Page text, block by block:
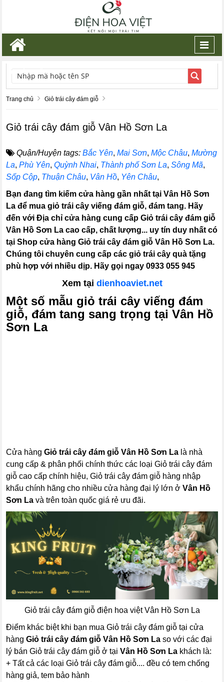
TÌM KIẾM
Trang chủ Giỏ trái cây đám giỗ
Giỏ trái cây đám giỗ Vân Hồ Sơn La
Quận/Huyện tags: Bắc Yên,Mai Sơn,Mộc Châu,Mường
La,Phù Yên,Quỳnh Nhai, Thành phố Sơn La,Sông Mã,
Sốp Cộp, Thuận Châu, Vân Hồ, Yên Châu,
Bạn đang tìm kiếm cửa hàng gần nhất tại Vân Hồ Sơn
La để mua giỏ trái cây viếng đám giỗ, đám tang. Hãy
đến với Địa chỉ cửa hàng cung cấp Giỏ trái cây đám giỗ
Vân Hồ Sơn La cao cấp, chất lượng... uy tín duy nhất có
tại Shop cửa hàng Giỏ trái cây đám giỗ Vân Hồ Sơn La.
Chúng tôi chuyên cung cấp các giỏ trái cây quà tặng
phù hợp với nhiều dịp. Hãy gọi ngay 0933 055 945
Xem tại dienhoaviet.net
Một số mẫu giỏ trái cây viếng đám
giỗ, đám tang sang trọng tại Vân Hồ
Sơn La
Cửa hàngGiỏ trái cây đám giỗ Vân Hồ Sơn La là nhà
cung cấp & phân phối chính thức các loại Giỏ trái cây đám
giỗ cao cấp chính hiệu, Giỏ trái cây đám giỗ hàng nhập
khẩu chính hãng cho nhiều cửa hàng đại lý lớn ởVân Hồ
Sơn La và trên toàn quốc giá rẻ ưu đãi.
Giỏ trái cây đám giỗ điện hoa việt Vân Hồ Sơn La
Điểm khác biệt khi bạn mua Giỏ trái cây đám giỗ tại cửa
hàngGiỏ trái cây đám giỗ Vân Hồ Sơn La so với các đại
lý bán Giỏ trái cây đám giỗ ở tạiVân Hồ Sơn La khách là:
+ Tất cả các loại Giỏ trái cây đám giỗ.... đều có tem chống
hàng giả, tem bảo hành